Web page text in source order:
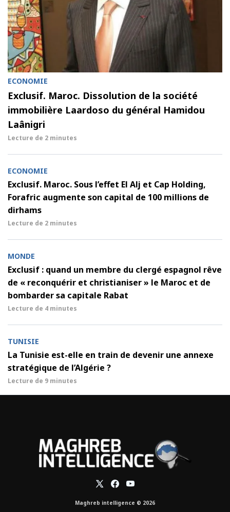
ECONOMIE
Exclusif. Maroc. Dissolution de la société
immobilière Laardoso du général Hamidou
Laânigri
Lecture de 2 minutes
ECONOMIE
Exclusif. Maroc. Sous l’effet El Alj et Cap Holding,
Forafric augmente son capital de 100 millions de
dirhams
Lecture de 2 minutes
MONDE
Exclusif : quand un membre du clergé espagnol rêve
de « reconquérir et christianiser » le Maroc et de
bombarder sa capitale Rabat
Lecture de 4 minutes
TUNISIE
La Tunisie est-elle en train de devenir une annexe
stratégique de l’Algérie ?
Lecture de 9 minutes
Maghreb intelligence © 2026